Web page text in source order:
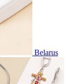
Belarus